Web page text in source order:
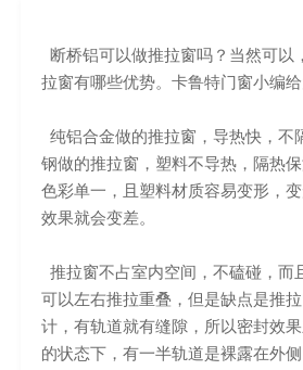
断桥铝可以做推拉窗吗？当然可以
拉窗有哪些优势。卡鲁特门窗小编
纯铝合金做的推拉窗，导热快，不
钢做的推拉窗，塑料不导热，隔热
色彩单一，且塑料材质容易变形，
效果就会变差。
推拉窗不占室内空间，不磕碰，而
可以左右推拉重叠，但是缺点是推
计，有轨道就有缝隙，所以密封效
的状态下，有一半轨道是裸露在外侧